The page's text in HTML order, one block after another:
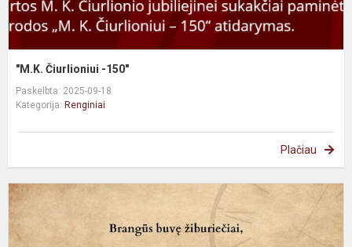
"M.K. Čiurlioniui -150"
Paskelbta: 2025-09-18
Kategorija: Renginiai
Plačiau